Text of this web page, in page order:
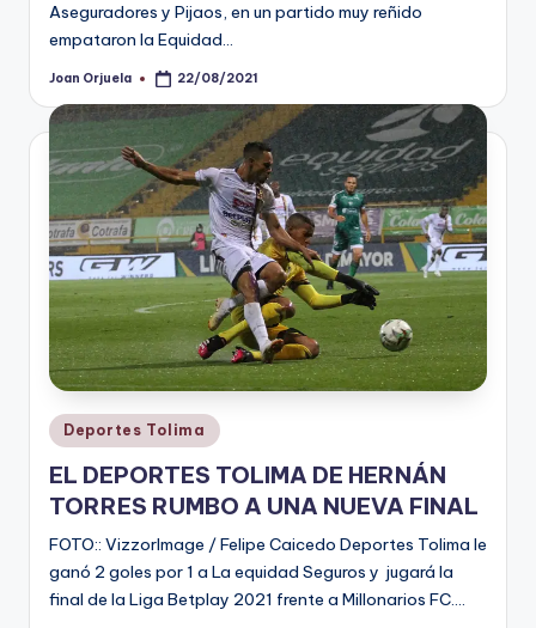
Aseguradores y Pijaos, en un partido muy reñido
empataron la Equidad…
Publicado
Joan Orjuela 22/08/2021
Publicado
en
Deportes Tolima
EL DEPORTES TOLIMA DE HERNÁN
TORRES RUMBO A UNA NUEVA FINAL
FOTO:: VizzorImage / Felipe Caicedo Deportes Tolima le
ganó 2 goles por 1 a La equidad Seguros y jugará la
final de la Liga Betplay 2021 frente a Millonarios FC.…